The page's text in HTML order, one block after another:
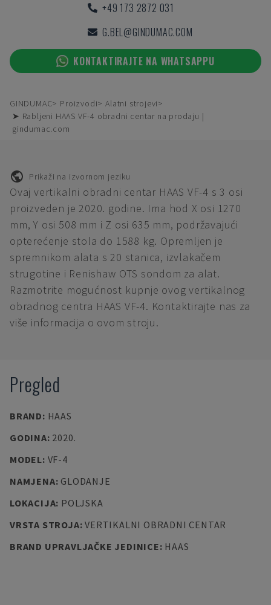
+49 173 2872 031
G.BEL@GINDUMAC.COM
KONTAKTIRAJTE NA WHATSAPPU
GINDUMAC Proizvodi
Alatni strojevi
➤ Rabljeni HAAS VF-4 obradni centar na prodaju |
gindumac.com
Prikaži na izvornom jeziku
Ovaj vertikalni obradni centar HAAS VF-4 s 3 osi
proizveden je 2020. godine. Ima hod X osi 1270
mm, Y osi 508 mm i Z osi 635 mm, podržavajući
opterećenje stola do 1588 kg. Opremljen je
spremnikom alata s 20 stanica, izvlakačem
strugotine i Renishaw OTS sondom za alat.
Razmotrite mogućnost kupnje ovog vertikalnog
obradnog centra HAAS VF-4. Kontaktirajte nas za
više informacija o ovom stroju.
Pregled
BRAND: HAAS
GODINA: 2020.
MODEL: VF-4
NAMJENA: GLODANJE
LOKACIJA: POLJSKA
VRSTA STROJA:VERTIKALNI OBRADNI CENTAR
BRAND UPRAVLJAČKE JEDINICE: HAAS